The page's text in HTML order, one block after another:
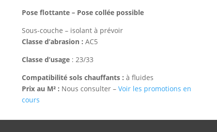
Pose flottante – Pose collée possible
Sous-couche – isolant à prévoir
Classe d’abrasion : AC5
Classe d’usage: 23/33
Compatibilité sols chauffants : à fluides
Prix au M² : Nous consulter – Voir les promotions en
cours